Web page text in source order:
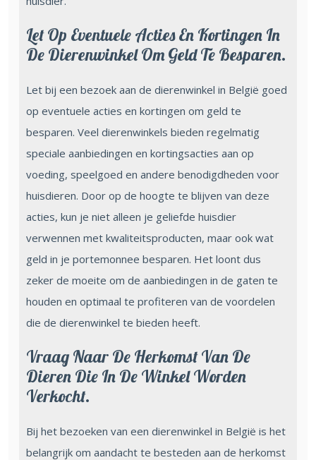
Let Op Eventuele Acties En Kortingen In
De Dierenwinkel Om Geld Te Besparen.
Let bij een bezoek aan de dierenwinkel in België goed
op eventuele acties en kortingen om geld te
besparen. Veel dierenwinkels bieden regelmatig
speciale aanbiedingen en kortingsacties aan op
voeding, speelgoed en andere benodigdheden voor
huisdieren. Door op de hoogte te blijven van deze
acties, kun je niet alleen je geliefde huisdier
verwennen met kwaliteitsproducten, maar ook wat
geld in je portemonnee besparen. Het loont dus
zeker de moeite om de aanbiedingen in de gaten te
houden en optimaal te profiteren van de voordelen
die de dierenwinkel te bieden heeft.
Vraag Naar De Herkomst Van De
Dieren Die In De Winkel Worden
Verkocht.
Bij het bezoeken van een dierenwinkel in België is het
belangrijk om aandacht te besteden aan de herkomst